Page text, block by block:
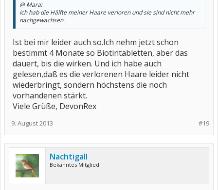
@ Mara:
Ich hab die Hälfte meiner Haare verloren und sie sind nicht mehr
nachgewachsen.
Ist bei mir leider auch so.Ich nehm jetzt schon
bestimmt 4 Monate so Biotintabletten, aber das
dauert, bis die wirken. Und ich habe auch
gelesen,daß es die verlorenen Haare leider nicht
wiederbringt, sondern höchstens die noch
vorhandenen stärkt.
Viele Grüße, DevonRex
#19
9. August 2013
Nachtigall
Bekanntes Mitglied